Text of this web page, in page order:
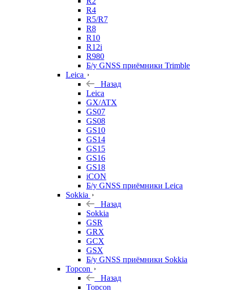
R4
R5/R7
R8
R10
R12i
R980
Б/у GNSS приёмники Trimble
Leica
Назад
Leica
GX/ATX
GS07
GS08
GS10
GS14
GS15
GS16
GS18
iCON
Б/у GNSS приёмники Leica
Sokkia
Назад
Sokkia
GSR
GRX
GCX
GSX
Б/у GNSS приёмники Sokkia
Topcon
Назад
Topcon